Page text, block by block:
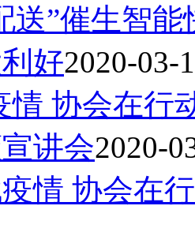
送”催生智
好2020-03-
情 协会在行
讲会2020-
疫情 协会在